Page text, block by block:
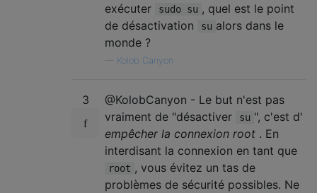
exécuter
sudo su , quel est le point
de désactivation
su alors dans le
monde ?
Kolob Canyon
3
@KolobCanyon - Le but n'est pas
vraiment de "désactiver
su ", c'est d'
empêcher la connexion root . En
interdisant la connexion en tant que
root , vous évitez un tas de
problèmes de sécurité possibles. Ne